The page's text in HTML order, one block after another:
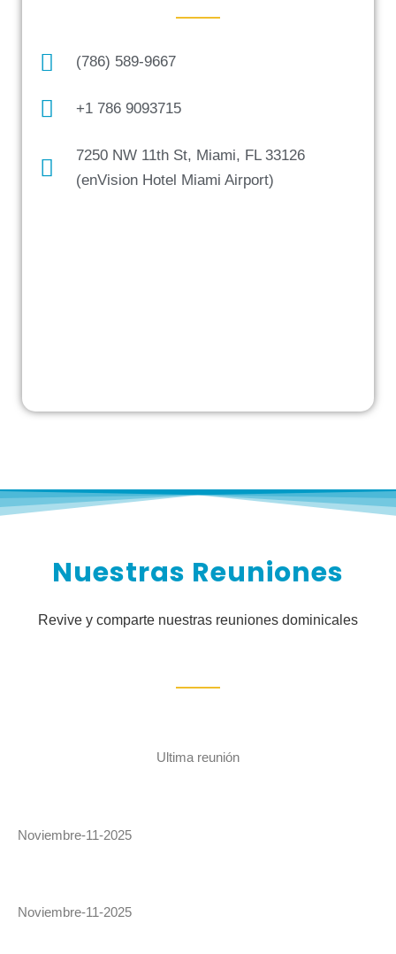
(786) 589-9667
+1 786 9093715
7250 NW 11th St, Miami, FL 33126
(enVision Hotel Miami Airport)
Nuestras Reuniones
Revive y comparte nuestras reuniones dominicales
Ultima reunión
Noviembre-11-2025
Noviembre-11-2025